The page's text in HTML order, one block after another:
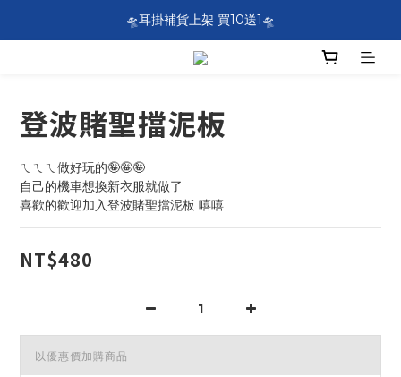
SF EXPRESS WORLDWIDE SHIPPING
🛸耳掛補貨上架 買10送1🛸
SF EXPRESS WORLDWIDE SHIPPING
登波賭聖擋泥板
ㄟㄟㄟ做好玩的🤪🤪🤪
自己的機車想換新衣服就做了
喜歡的歡迎加入登波賭聖擋泥板 嘻嘻
NT$480
以優惠價加購商品